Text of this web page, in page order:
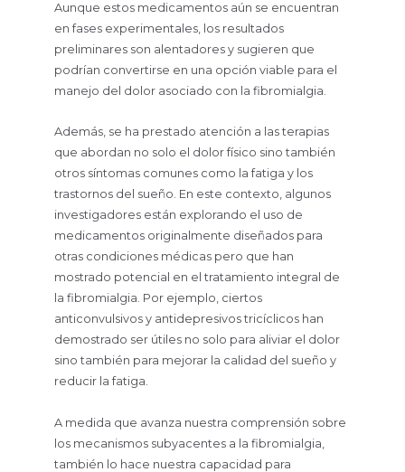
Aunque estos medicamentos aún se encuentran
en fases experimentales, los resultados
preliminares son alentadores y sugieren que
podrían convertirse en una opción viable para el
manejo del dolor asociado con la fibromialgia.
Además, se ha prestado atención a las terapias
que abordan no solo el dolor físico sino también
otros síntomas comunes como la fatiga y los
trastornos del sueño. En este contexto, algunos
investigadores están explorando el uso de
medicamentos originalmente diseñados para
otras condiciones médicas pero que han
mostrado potencial en el tratamiento integral de
la fibromialgia. Por ejemplo, ciertos
anticonvulsivos y antidepresivos tricíclicos han
demostrado ser útiles no solo para aliviar el dolor
sino también para mejorar la calidad del sueño y
reducir la fatiga.
A medida que avanza nuestra comprensión sobre
los mecanismos subyacentes a la fibromialgia,
también lo hace nuestra capacidad para